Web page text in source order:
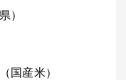
）
国産米）